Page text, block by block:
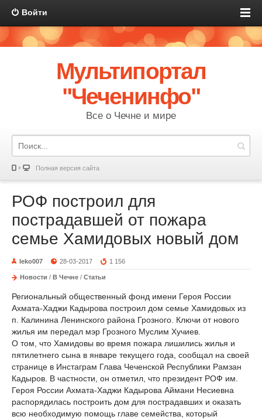
Войти
Мультипортал
"Чеченинфо"
Все о Чечне и мире
Полная версия сайта
РОФ построил для
пострадавшей от пожара
семье Хамидовых новый дом
leko007 28-03-2017 1 156
Новости / В Чечне / Статьи
Региональный общественный фонд имени Героя России
Ахмата-Хаджи Кадырова построил дом семье Хамидовых из
п. Калинина Ленинского района Грозного. Ключи от нового
жилья им передал мэр Грозного Муслим Хучиев.
О том, что Хамидовы во время пожара лишились жилья и
пятилетнего сына в январе текущего года, сообщал на своей
странице в Инстаграм Глава Чеченской Республики Рамзан
Кадыров. В частности, он отметил, что президент РОФ им.
Героя России Ахмата-Хаджи Кадырова Аймани Несиевна
распорядилась построить дом для пострадавших и оказать
всю необходимую помощь главе семейства, который